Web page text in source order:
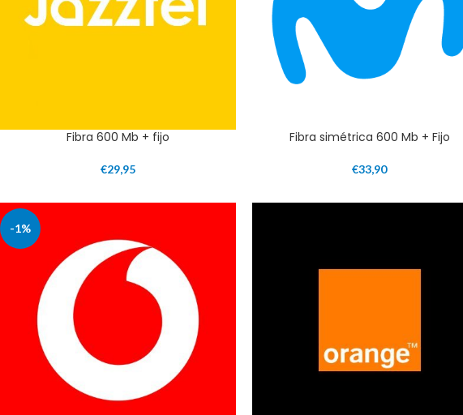
Fibra 600 Mb + fijo
€29,95
Fibra simétrica 600 Mb + Fijo
€33,90
-1%